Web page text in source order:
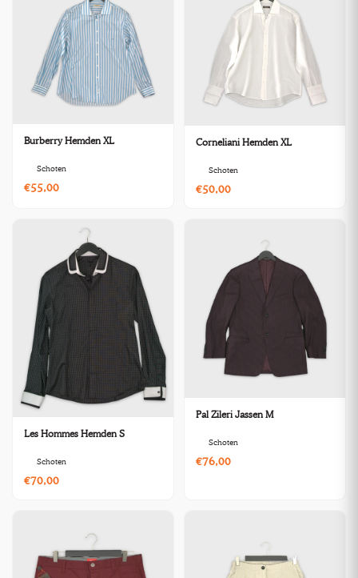
Burberry Hemden XL
Schoten
€55,00
Corneliani Hemden XL
Schoten
€50,00
Les Hommes Hemden S
Schoten
€70,00
Pal Zileri Jassen M
Schoten
€76,00